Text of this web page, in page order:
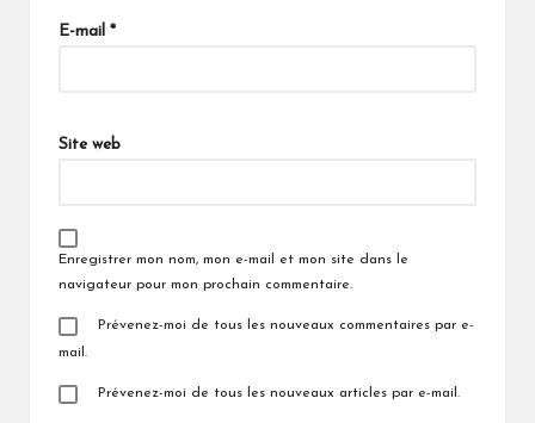
E-mail *
Site web
Enregistrer mon nom, mon e-mail et mon site dans le
navigateur pour mon prochain commentaire.
Prévenez-moi de tous les nouveaux commentaires par e-
mail.
Prévenez-moi de tous les nouveaux articles par e-mail.